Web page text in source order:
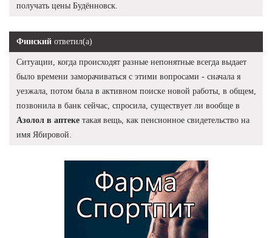
получать цены Будённовск.
Финский ответил(а)
Ситуации, когда происходят разные непонятные всегда выдает
было времени заморачиваться с этими вопросами - сначала я
уезжала, потом была в активном поиске новой работы, в общем,
позвонила в банк сейчас, спросила, существует ли вообще в
Азолол в аптеке такая вещь, как пенсионное свидетельство на
имя Ябировой.